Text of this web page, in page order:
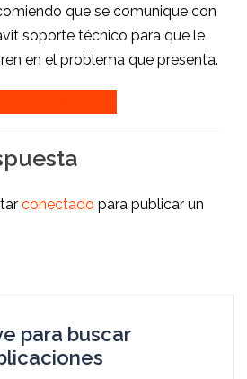
que se comunique con
soporte técnico para que le
en el problema que presenta.
conectado para publicar un
para buscar